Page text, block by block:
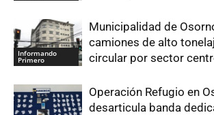
Informando
Primero
Municipalidad de
camiones de alto
circular por sector
Operación Refugio en
desarticula banda